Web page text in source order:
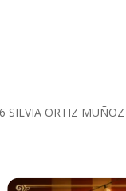
SILVIA ORTIZ MUÑOZ